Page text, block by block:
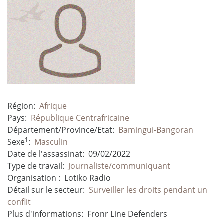
Région: Afrique
Pays: République Centrafricaine
Département/Province/Etat: Bamingui-Bangoran
Sexe1: Masculin
Date de l'assassinat: 09/02/2022
Type de travail: Journaliste/communiquant
Organisation : Lotiko Radio
Détail sur le secteur: Surveiller les droits pendant un
conflit
Plus d'informations: Fronr Line Defenders